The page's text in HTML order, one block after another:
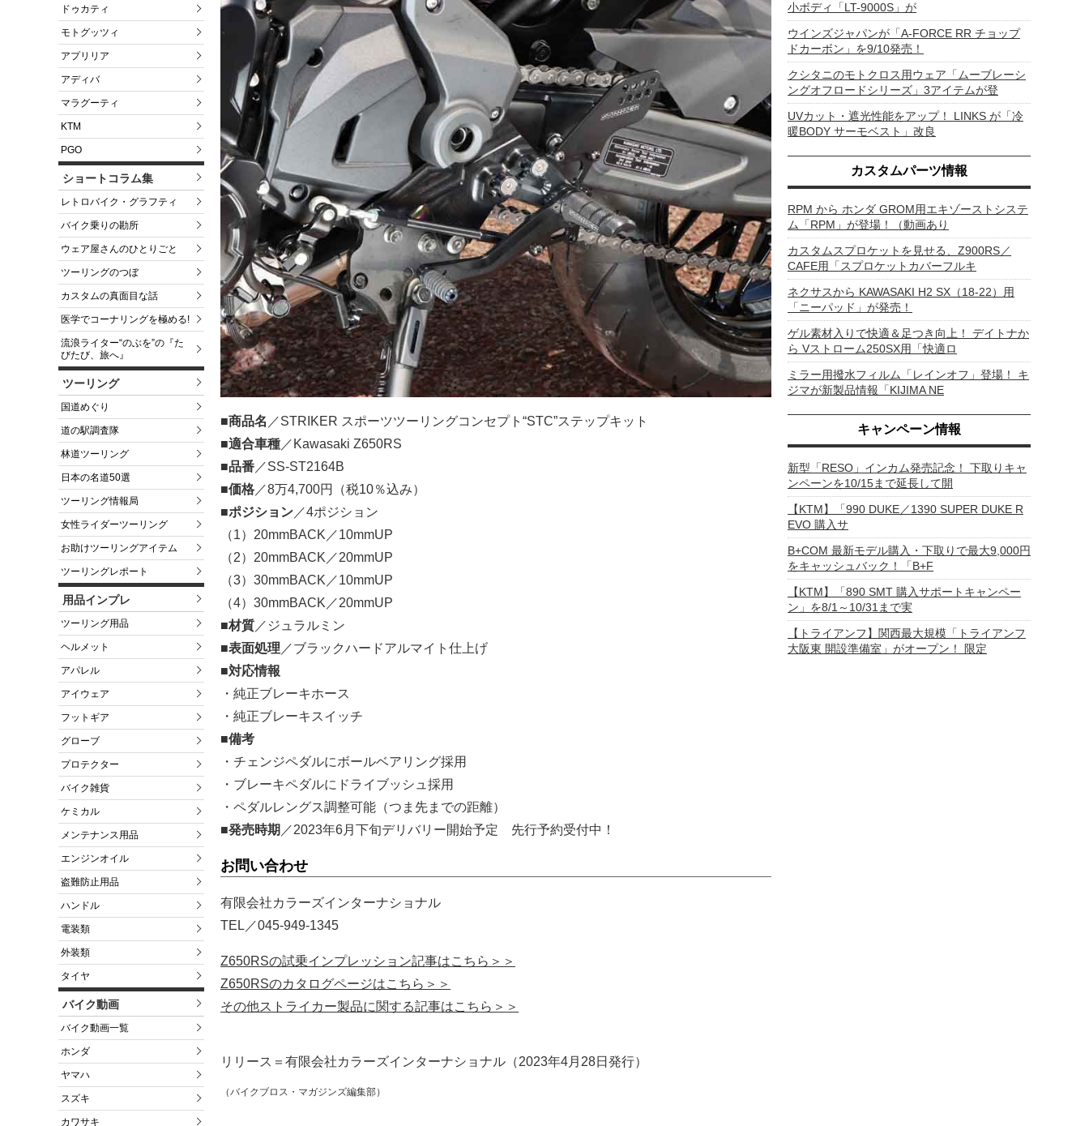
ドゥカティ
モトグッツィ
アプリリア
アディバ
マラグーティ
KTM
PGO
ショートコラム集
レトロバイク・グラフティ
バイク乗りの勘所
ウェア屋さんのひとりごと
ツーリングのつぼ
カスタムの真面目な話
医学でコーナリングを極める!
流浪ライター“のぶを”の『た
びたび、旅へ』
ツーリング
国道めぐり
道の駅調査隊
林道ツーリング
日本の名道50選
ツーリング情報局
女性ライダーツーリング
お助けツーリングアイテム
ツーリングレポート
用品インプレ
ツーリング用品
ヘルメット
アパレル
アイウェア
フットギア
グローブ
プロテクター
バイク雑貨
ケミカル
メンテナンス用品
エンジンオイル
盗難防止用品
ハンドル
電装類
外装類
タイヤ
バイク動画
バイク動画一覧
ホンダ
ヤマハ
スズキ
カワサキ
■商品名 ／STRIKER スポーツツーリングコンセプト“STC”ステップキット
■適合車種 ／Kawasaki Z650RS
■品番 ／SS-ST2164B
■価格 ／8万4,700円（税10％込み）
■ポジション ／4ポジション
（1）20mmBACK／10mmUP
（2）20mmBACK／20mmUP
（3）30mmBACK／10mmUP
（4）30mmBACK／20mmUP
■材質 ／ジュラルミン
■表面処理 ／ブラックハードアルマイト仕上げ
■対応情報
・純正ブレーキホース
・純正ブレーキスイッチ
■備考
・チェンジペダルにボールベアリング採用
・ブレーキペダルにドライブッシュ採用
・ペダルレングス調整可能（つま先までの距離）
■発売時期 ／2023年6月下旬デリバリー開始予定 先行予約受付中！
お問い合わせ
有限会社カラーズインターナショナル
TEL／045-949-1345
Z650RSの試乗インプレッション記事はこちら＞＞
Z650RSのカタログページはこちら＞＞
その他ストライカー製品に関する記事はこちら＞＞
リリース＝有限会社カラーズインターナショナル（2023年4月28日発行）
（バイクブロス・マガジンズ編集部）
小ボディ「LT-9000S」が
ウインズジャパンが「A-FORCE RR チョップ
ドカーボン」を9/10発売！
クシタニのモトクロス用ウェア「ムーブレーシ
ングオフロードシリーズ」3アイテムが登
UVカット・遮光性能をアップ！ LINKS が「冷
暖BODY サーモベスト」改良
カスタムパーツ情報
RPM から ホンダ GROM用エキゾーストシステ
ム「RPM」が登場！（動画あり
カスタムスプロケットを見せる、Z900RS／
CAFE用「スプロケットカバーフルキ
ネクサスから KAWASAKI H2 SX（18-22）用
「ニーパッド」が発売！
ゲル素材入りで快適＆足つき向上！ デイトナか
ら Vストローム250SX用「快適ロ
ミラー用撥水フィルム「レインオフ」登場！ キ
ジマが新製品情報「KIJIMA NE
キャンペーン情報
新型「RESO」インカム発売記念！ 下取りキャ
ンペーンを10/15まで延長して開
【KTM】「990 DUKE／1390 SUPER DUKE R
EVO 購入サ
B+COM 最新モデル購入・下取りで最大9,000円
をキャッシュバック！「B+F
【KTM】「890 SMT 購入サポートキャンペー
ン」を8/1～10/31まで実
【トライアンフ】関西最大規模「トライアンフ
大阪東 開設準備室」がオープン！ 限定